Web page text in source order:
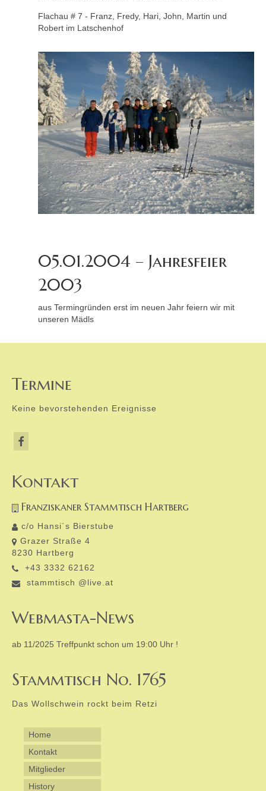
Flachau # 7 - Franz, Fredy, Hari, John, Martin und
Robert im Latschenhof
05.01.2004 – Jahresfeier
2003
aus Termingründen erst im neuen Jahr feiern wir mit
unseren Mädls
Termine
Keine bevorstehenden Ereignisse
Kontakt
Franziskaner Stammtisch Hartberg
c/o Hansi´s Bierstube
Grazer Straße 4
8230 Hartberg
+43 3332 62162
stammtisch @live.at
Webmasta-News
ab 11/2025 Treffpunkt schon um 19:00 Uhr !
Stammtisch No. 1765
Das Wollschwein rockt beim Retzi
Home
Kontakt
Mitglieder
History